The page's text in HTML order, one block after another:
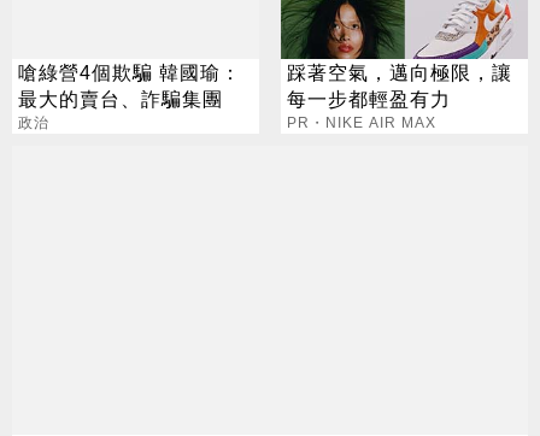
嗆綠營4個欺騙 韓國瑜：
最大的賣台、詐騙集團
政治
踩著空氣，邁向極限，讓
每一步都輕盈有力
PR・NIKE AIR MAX